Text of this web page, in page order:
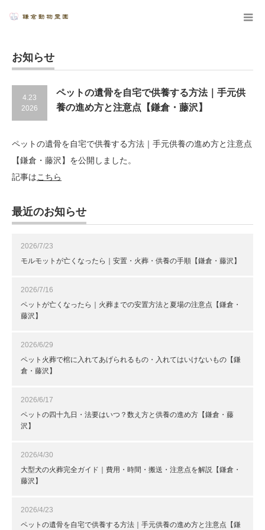
お知らせ
4.23
2026
ペットの遺骨を自宅で供養する方法｜手元供
養の進め方と注意点【鎌倉・藤沢】
ペットの遺骨を自宅で供養する方法｜手元供養の進め方と注意点
【鎌倉・藤沢】を公開しました。
記事はこちら
最近のお知らせ
2026/7/23
モルモットが亡くなったら｜安置・火葬・供養の手順【鎌倉・藤沢】
2026/7/16
ペットが亡くなったら｜火葬までの安置方法と夏場の注意点【鎌倉・
藤沢】
2026/6/29
ペット火葬で棺に入れてあげられるもの・入れてはいけないもの【鎌
倉・藤沢】
2026/6/17
ペットの四十九日・法要はいつ？数え方と供養の進め方【鎌倉・藤
沢】
2026/4/30
大型犬の火葬完全ガイド｜費用・時間・搬送・注意点を解説【鎌倉・
藤沢】
2026/4/23
ペットの遺骨を自宅で供養する方法｜手元供養の進め方と注意点【鎌